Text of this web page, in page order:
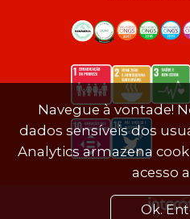
Navegue à vontade!
dados sensíveis dos
Analytics armazena
acesso
Ok.